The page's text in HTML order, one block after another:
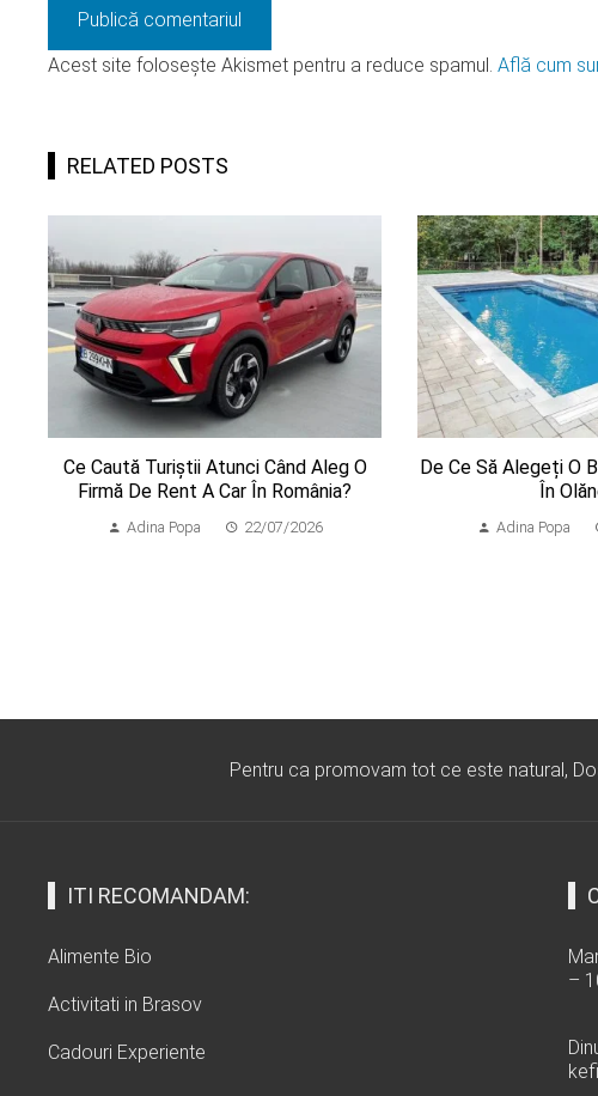
Acest site folosește Akismet pentru a reduce spamul. Află cum
RELATED POSTS
Ce Caută Turiștii Atunci Când Aleg O
Firmă De Rent A Car În România?
Adina Popa 22/07/2026
De Ce Să Alegeți O
În
Adina Popa
Pentru ca promovam tot ce este natural,
ITI RECOMANDAM:
Alimente Bio
Activitati in Brasov
Cadouri Experiente
–